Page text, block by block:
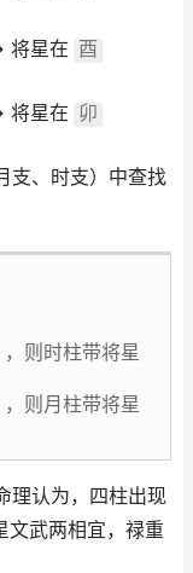
将星在 酉
将星在 卯
支、时支）中查找
，则时柱带将星
，则月柱带将星
理认为，四柱出现
文武两相宜，禄重